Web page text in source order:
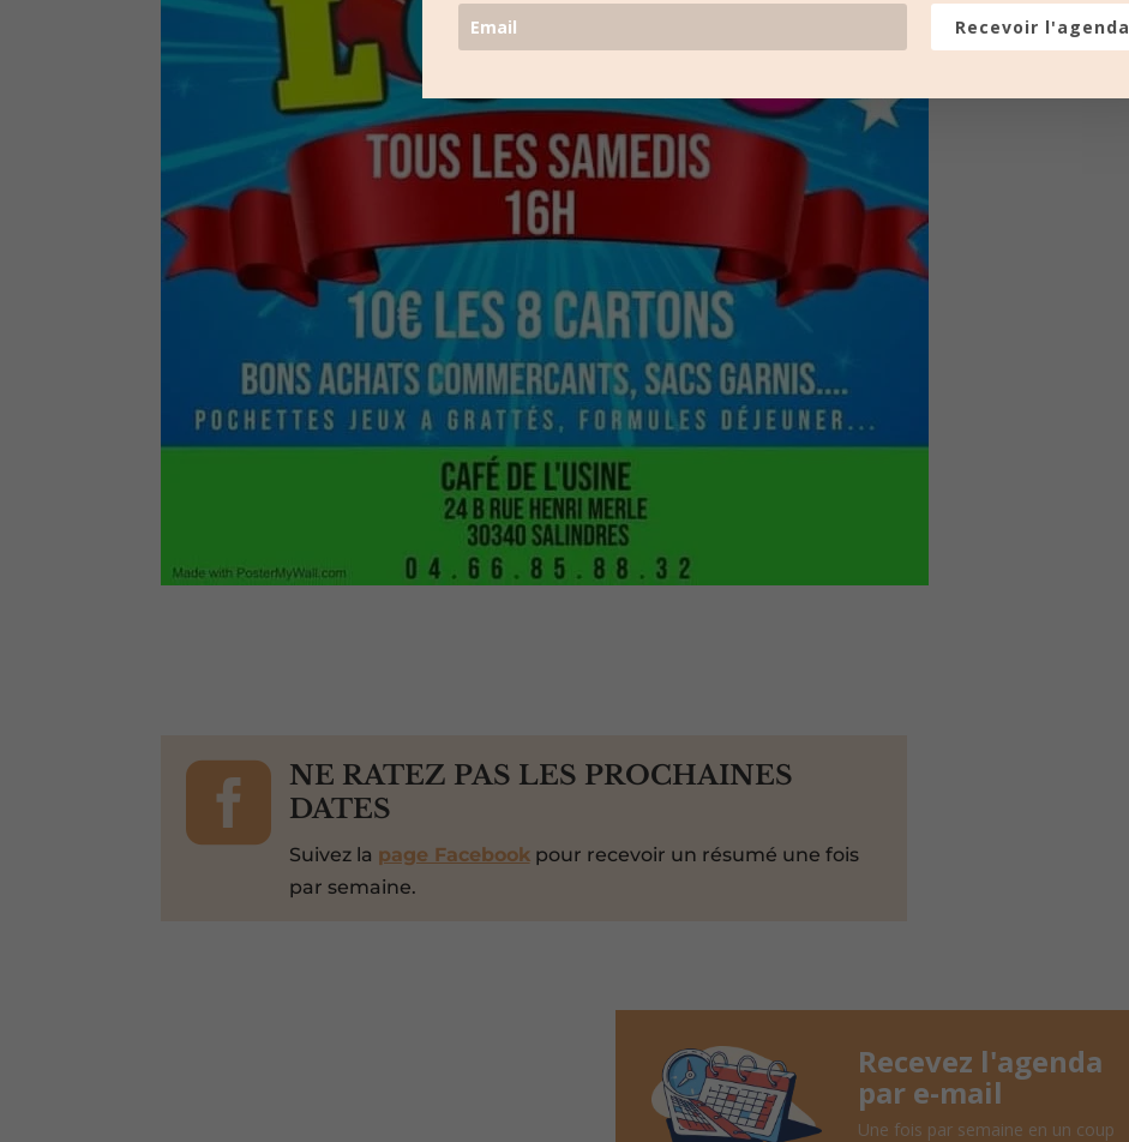

NE RATEZ PAS LES PROCHAINES
DATES
Suivez la page Facebookpour recevoir un résumé une fois
par semaine.
Recevez l'agenda
par e-mail
Une fois par semaine en un coup
Recevoir l'agenda